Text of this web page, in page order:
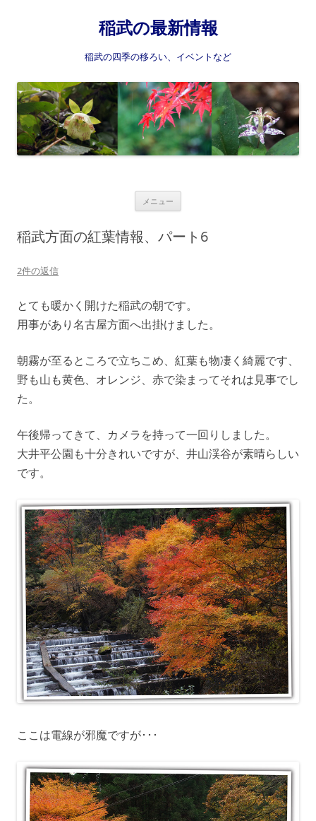
稲武の最新情報
稲武の四季の移ろい、イベントなど
メニュー
ン
ツ
プ
稲武方面の紅葉情報、パート6
2件の返信
とても暖かく開けた稲武の朝です。
用事があり名古屋方面へ出掛けました。
朝霧が至るところで立ちこめ、紅葉も物凄く綺麗です、
野も山も黄色、オレンジ、赤で染まってそれは見事でし
た。
午後帰ってきて、カメラを持って一回りしました。
大井平公園も十分きれいですが、井山渓谷が素晴らしい
です。
ここは電線が邪魔ですが･･･